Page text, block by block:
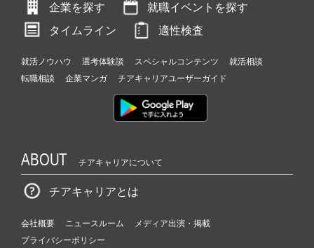
企業を探す
就職イベントを探す
タイムライン
適性検査
就活ノウハウ 選考体験談 スペシャルコンテンツ
就活相談
転職相談
企業マンガ チアキャリアユーザーガイド
ABOUT チアキャリアについて
チアキャリアとは
会社概要 ニュースルーム
メディア出演・掲載
プライバシーポリシー